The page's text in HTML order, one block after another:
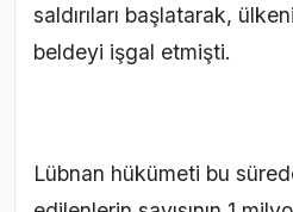
saldırıları başlatarak,
beldeyi işgal etmişti.
Lübnan hükümeti bu